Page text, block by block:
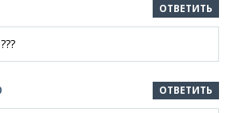
ОТВЕТИТЬ
ОТВЕТИТЬ